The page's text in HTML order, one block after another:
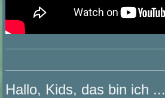
Hallo, Kids, das bin ich ...